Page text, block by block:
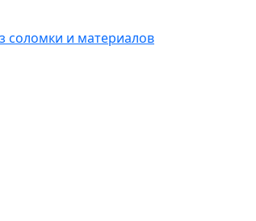
соломки и материалов